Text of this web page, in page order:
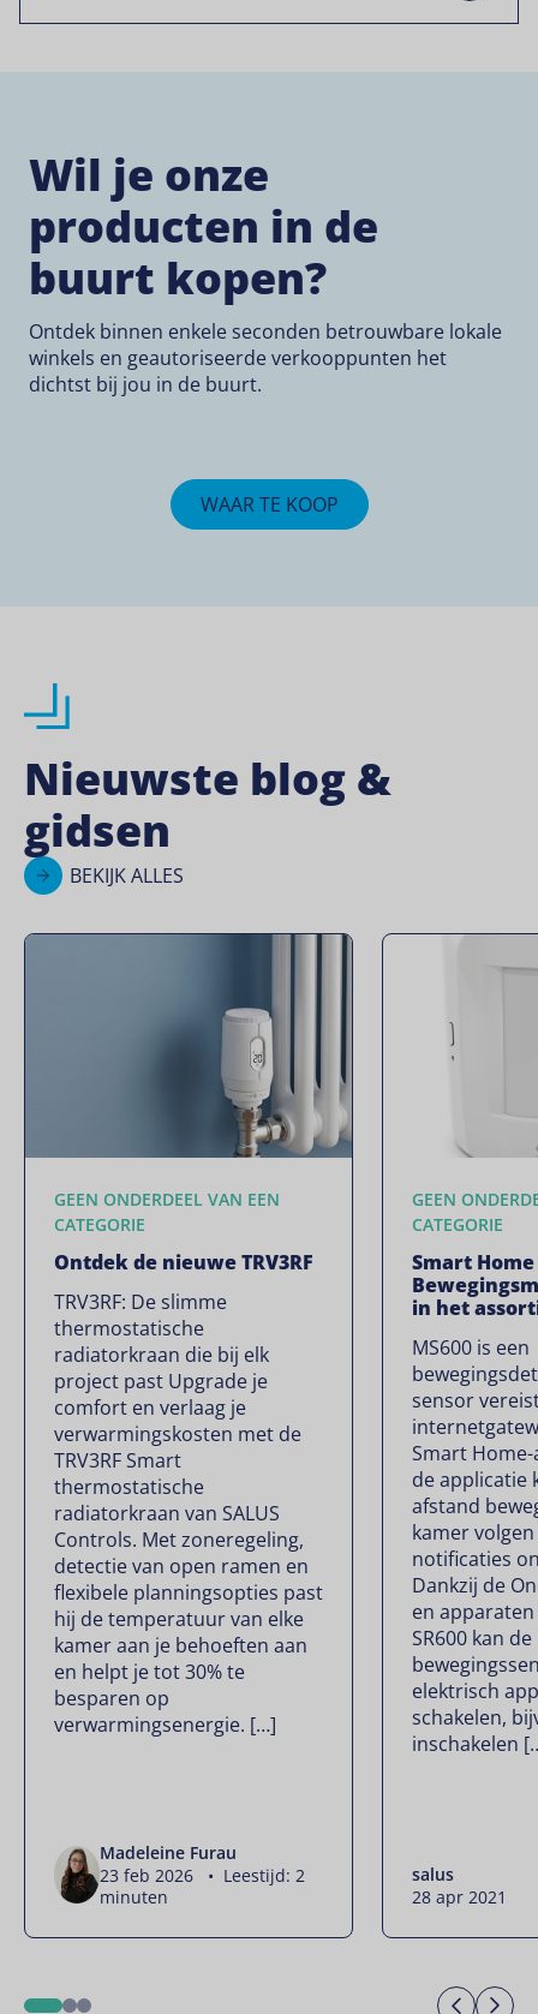
Wil je onze
producten in de
buurt kopen?
Ontdek binnen enkele seconden betrouwbare lokale
winkels en geautoriseerde verkooppunten het
dichtst bij jou in de buurt.
WAAR TE KOOP
Nieuwste blog &
gidsen
BEKIJK ALLES
GEEN ONDERDEEL VAN EEN
CATEGORIE
Ontdek de nieuwe TRV3RF
TRV3RF: De slimme
thermostatische
radiatorkraan die bij elk
project past Upgrade je
comfort en verlaag je
verwarmingskosten met de
TRV3RF Smart
thermostatische
radiatorkraan van SALUS
Controls. Met zoneregeling,
detectie van open ramen en
flexibele planningsopties past
hij de temperatuur van elke
kamer aan je behoeften aan
en helpt je tot 30% te
besparen op
verwarmingsenergie. […]
Madeleine Furau
23 feb 2026 • Leestijd: 2
minuten
GEEN
CATEGORIE
Smart Home
in het
MS600 is een
sensor
Smart
de applicatie
afstand
kamer
notificaties
Dankzij de
en apparaten
SR600 kan de
elektrisch
schakelen,
inschakelen
salus
28 apr 2021